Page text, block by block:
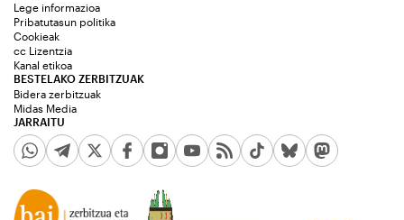
JARRAITU
Lege informazioa
Pribatutasun politika
Cookieak
cc Lizentzia
Kanal etikoa
BESTELAKO ZERBITZUAK
Bidera zerbitzuak
Midas Media